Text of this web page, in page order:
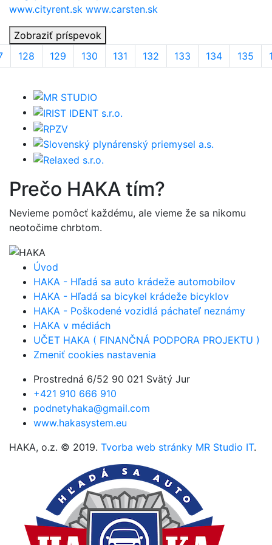
www.cityrent.sk www.carsten.sk
Zobraziť príspevok
128 129 130 131 132 133 134 135
Prečo HAKA tím?
Nevieme pomôcť každému, ale vieme že sa nikomu
neotočime chrbtom.
Úvod
HAKA - Hľadá sa auto krádeže automobilov
HAKA - Hľadá sa bicykel krádeže bicyklov
HAKA - Poškodené vozidlá páchateľ neznámy
HAKA v médiách
UČET HAKA ( FINANČNÁ PODPORA PROJEKTU )
Zmeniť cookies nastavenia
Prostredná 6/52 90 021 Svätý Jur
+421 910 666 910
podnetyhaka@gmail.com
www.hakasystem.eu
HAKA, o.z. © 2019. Tvorba web stránky MR Studio IT.